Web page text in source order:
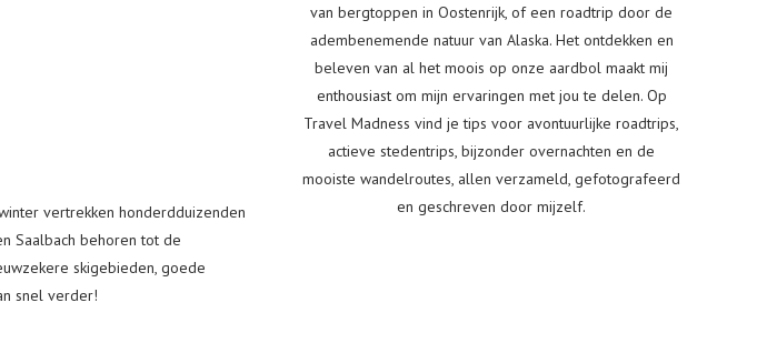
vertrekken honderdduizenden
Saalbach behoren tot de
skigebieden, goede
snel verder!
van bergtoppen in Oostenrijk, of een roadtrip door de
adembenemende natuur van Alaska. Het ontdekken en
beleven van al het moois op onze aardbol maakt mij
enthousiast om mijn ervaringen met jou te delen. Op
Travel Madness vind je tips voor avontuurlijke roadtrips,
actieve stedentrips, bijzonder overnachten en de
mooiste wandelroutes, allen verzameld, gefotografeerd
en geschreven door mijzelf.